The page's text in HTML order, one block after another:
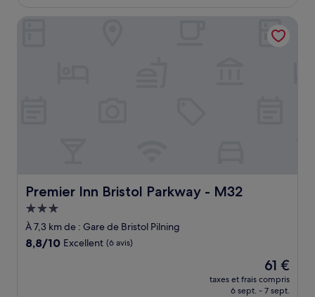
de
64 €
Premier Inn Bristol Parkway - M32
Premier Inn Bristol Parkway - M32
Hébergement
3.0 étoiles
À 7,3 km de : Gare de Bristol Pilning
8.8
8,8/10 Excellent (6 avis)
Le
nouveau
prix
61 €
taxes et frais compris
6 sept. - 7 sept.